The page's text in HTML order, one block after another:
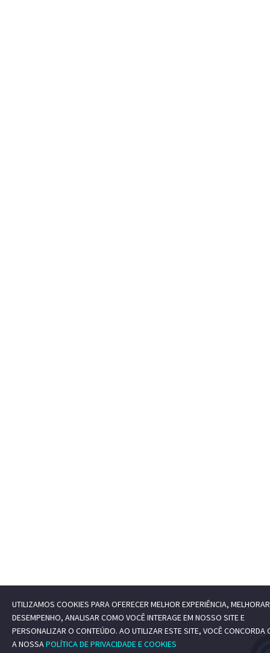
UTILIZAMOS COOKIES PARA OFERECER MELHOR EXPERIÊNCIA,
DESEMPENHO, ANALISAR COMO VOCÊ INTERAGE EM NOSSO SITE E
PERSONALIZAR O CONTEÚDO. AO UTILIZAR ESTE SITE, VOCÊ CONCORDA
A NOSSAPOLÍTICA DE PRIVACIDADE E COOKIES